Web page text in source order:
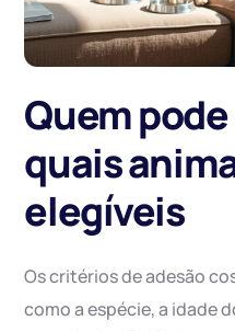
Quem
quais
elegíveis
Os critérios de adesão
como a espécie, a idade